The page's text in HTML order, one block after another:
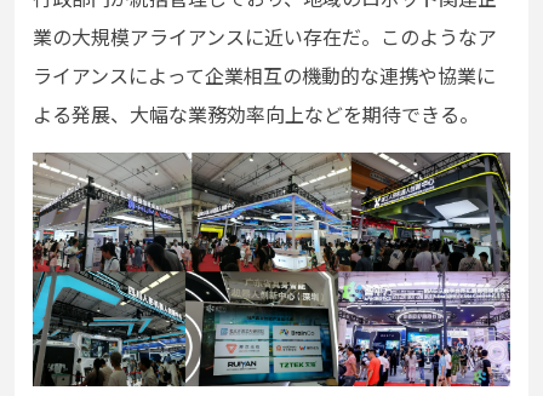
業の⼤規模アライアンスに近い存在だ。このようなア
ライアンスによって企業相互の機動的な連携や協業に
よる発展、⼤幅な業務効率向上などを期待できる。